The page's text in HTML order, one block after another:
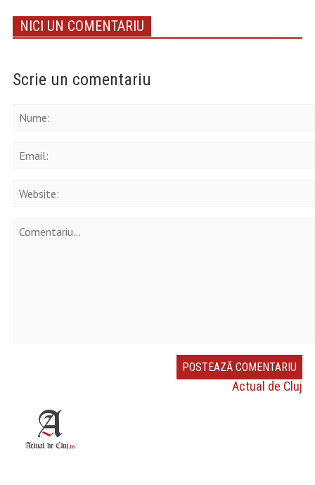
NICI UN COMENTARIU
Scrie un comentariu
Actual de Cluj